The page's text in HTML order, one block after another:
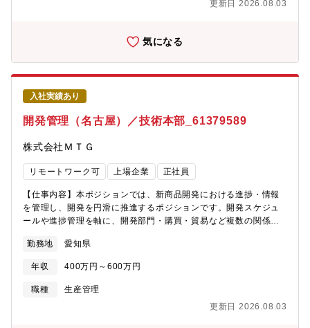
整え、事業全体のアップサイドを引き出す「仕組みづくり」の面
在庫の算出、需給バランス管理・生産進捗の管理（量産スケジュ
ールの確認、納期フォロー）・部材・原材料の調達支援、納期調
整・製品・部材の入庫／出庫の管理、関連帳票の整備・在庫・生
産管理に関するデータ整理、管理シートの標準化・売上計画に基
づく生産数量・発注数量の確認サポート【今後のキャリア】入社
後はOJTで業務フローに慣れ、その後、カテゴリ事業ごとの売上
集計や在庫管理業務を担っていただきたいと考えています。必要
に応じ、プロジェクト推進を行いながら、各カテゴリの事業管理
や改善業務にもチャレンジするなど活躍の場をどんどんと広げる
ことが可能です。将来的には、新規カテゴリの事業管理責任者な
ど、より責任あるポジションへのステップアップを目指せます。
【このポジションの魅力】常に商品ごとの売上数値をモニタリン
グながら、新商品や既存商品の生産数の決定・営業部門との在庫
数量の調整などを通じて、売上ポテンシャルを最大化させる司令
塔として活躍していただけます。過剰在庫の防止や機会損失させ
して貢献できるポジションです。【配属先について】【ハート事
カテゴリNo.1を目指すこと・カテゴリを拡張し続けること・ギフ
トを追求し続けること・圧倒的な商品を圧倒的なスピードで圧倒
感じたお客様、パートナー様の幸で我々も幸をもらい、さらに幸
更新日 2026.08.03
気になる
入社実績あり
開発管理（名古屋）／技術本部_61379589
株式会社ＭＴＧ
リモートワーク可 上場企業 正社員
【仕事内容】本ポジションでは、新商品開発における進捗・情報
を管理し、開発を円滑に推進するポジションです。開発スケジュ
ールや進捗管理を軸に、開発部門・購買・貿易など複数の関係部
いただきます。これまでの開発支援や購買・貿易の経験を活かし
つつ、より広い視点で開発全体に関われる環境です。新設組織の
ため、業務フローの整備や標準化にも携わりながら、将来的には
業務改善やマネジメントにも挑戦いただくことを期待していま
管理(2) 開発部門との連携による新商品管理業務(3) 開発進捗に
勤務地 愛知県
年収 400万円～600万円
職種
生産管理
更新日 2026.08.03